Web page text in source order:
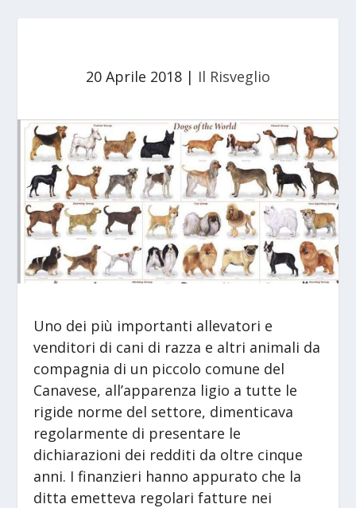
20 Aprile 2018 | Il Risveglio
Uno dei più importanti allevatori e
venditori di cani di razza e altri animali da
compagnia di un piccolo comune del
Canavese, all’apparenza ligio a tutte le
rigide norme del settore, dimenticava
regolarmente di presentare le
dichiarazioni dei redditi da oltre cinque
anni. I finanzieri hanno appurato che la
ditta emetteva regolari fatture nei